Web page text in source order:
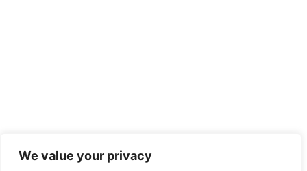
We value your privacy